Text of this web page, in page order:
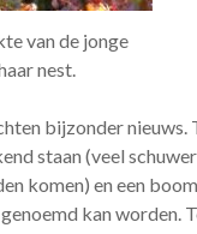
van de jonge
nest.
bijzonder
staan (veel
komen) en een
kan worden.